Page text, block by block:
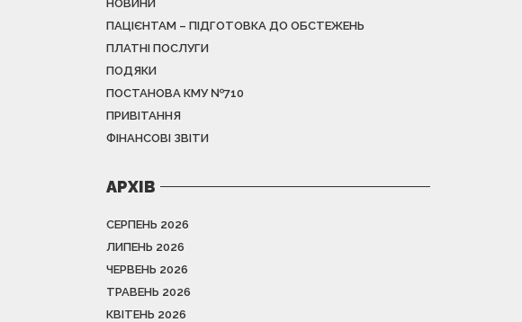
НОВИНИ
ПАЦІЄНТАМ – ПІДГОТОВКА ДО ОБСТЕЖЕНЬ
ПЛАТНІ ПОСЛУГИ
ПОДЯКИ
ПОСТАНОВА КМУ №710
ПРИВІТАННЯ
ФІНАНСОВІ ЗВІТИ
АРХІВ
СЕРПЕНЬ 2026
ЛИПЕНЬ 2026
ЧЕРВЕНЬ 2026
ТРАВЕНЬ 2026
КВІТЕНЬ 2026